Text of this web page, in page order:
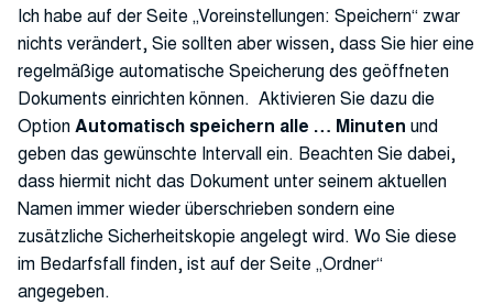
Ich habe auf der Seite „Voreinstellungen: Speichern“ zwar
nichts verändert, Sie sollten aber wissen, dass Sie hier eine
regelmäßige automatische Speicherung des geöffneten
Dokuments einrichten können. Aktivieren Sie dazu die
OptionAutomatisch speichern alle … Minuten und
geben das gewünschte Intervall ein. Beachten Sie dabei,
dass hiermit nicht das Dokument unter seinem aktuellen
Namen immer wieder überschrieben sondern eine
zusätzliche Sicherheitskopie angelegt wird. Wo Sie diese
im Bedarfsfall finden, ist auf der Seite „Ordner“
angegeben.